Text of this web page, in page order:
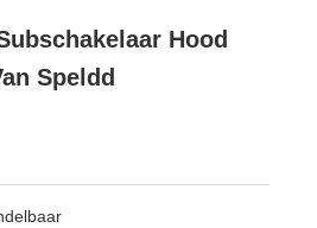
Hood
Speldd